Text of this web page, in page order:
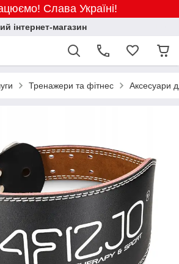
Слава Україні!
інтернет-магазин
Тренажери та фітнес Аксесуари